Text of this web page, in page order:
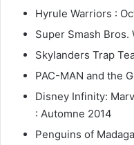
Hyrule Warriors :
Super Smash Bros.
Skylanders Trap
PAC-MAN and the
Disney Infinity:
: Automne 2014
Penguins of